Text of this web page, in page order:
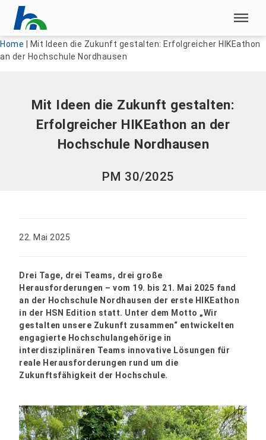
Menü überspringen
Menü überspringen
Home
Mit Ideen die Zukunft gestalten: Erfolgreicher HIKEathon
an der Hochschule Nordhausen
Mit Ideen die Zukunft gestalten:
Erfolgreicher HIKEathon an der
Hochschule Nordhausen
PM 30/2025
22. Mai 2025
Drei Tage, drei Teams, drei große
Herausforderungen – vom 19. bis 21. Mai 2025 fand
an der Hochschule Nordhausen der erste HIKEathon
in der HSN Edition statt. Unter dem Motto „Wir
gestalten unsere Zukunft zusammen“ entwickelten
engagierte Hochschulangehörige in
interdisziplinären Teams innovative Lösungen für
reale Herausforderungen rund um die
Zukunftsfähigkeit der Hochschule.